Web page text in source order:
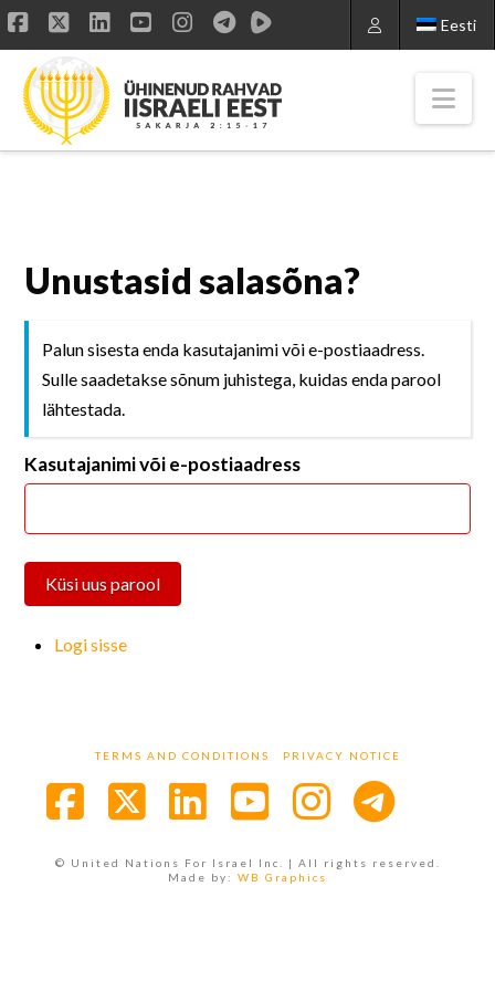
Eesti
Facebook
X LinkedIn
YouTube
Instagram
Unustasid salasõna?
Palun sisesta enda kasutajanimi või e-postiaadress.
Sulle saadetakse sõnum juhistega, kuidas enda parool
lähtestada.
Kasutajanimi või e-postiaadress
Küsi uus parool
Logi sisse
TERMS AND CONDITIONS PRIVACY NOTICE
© United Nations For Israel Inc. | All rights reserved.
Made by: WB Graphics